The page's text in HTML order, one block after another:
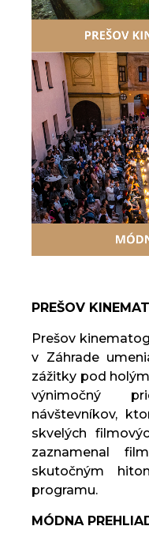
PREŠOV
Prešov
v Záhrade
zážitky pod
výnimočný
návštevníkov,
skvelých
zaznamenal
skutočným
programu.
MÓDNA